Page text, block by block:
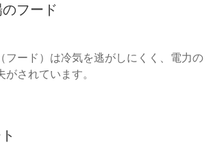
フード
フード）は冷気を逃がしにくく、電力の
されています。